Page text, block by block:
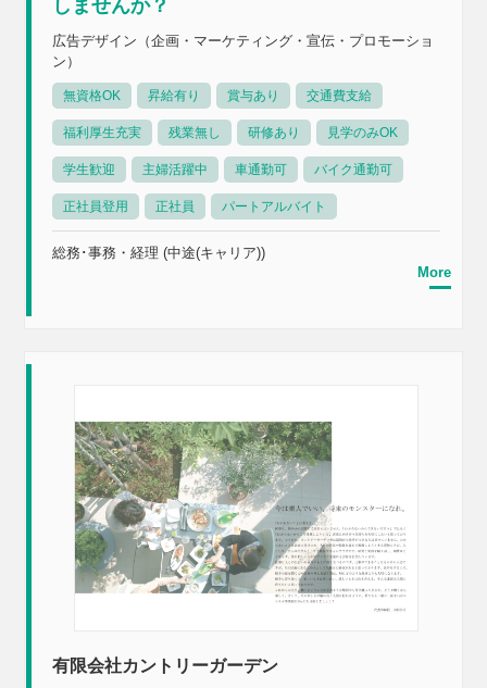
しませんか？
広告デザイン（企画・マーケティング・宣伝・プロモーショ
ン）
無資格OK 昇給有り 賞与あり 交通費支給
福利厚生充実 残業無し 研修あり 見学のみOK
学生歓迎 主婦活躍中 車通勤可 バイク通勤可
正社員登用 正社員 パートアルバイト
総務･事務・経理 (中途(キャリア))
More
有限会社カントリーガーデン